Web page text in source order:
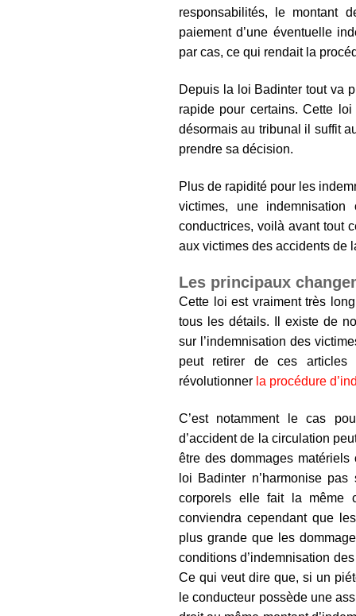
responsabilités, le montant
paiement d’une éventuelle
par cas, ce qui rendait la
Depuis la loi Badinter tout va
rapide pour certains. Cette
désormais au tribunal il suffit
prendre sa décision.
Plus de rapidité pour les
victimes, une
conductrices, voilà avant tout
aux victimes des accidents de
Les principaux
Cette loi est vraiment très
tous les détails. Il existe de
sur l’indemnisation des
peut retirer de ces
révolutionner la procédure
C’est notamment le cas
d’accident de la circulation
être des dommages
loi Badinter n’harmonise
corporels elle fait la même
conviendra cependant que
plus grande que les
conditions d’indemnisation
Ce qui veut dire que, si un
le conducteur possède une